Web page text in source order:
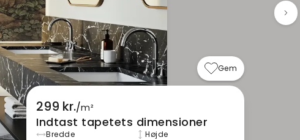
Gem
299 kr./m²
Indtast tapetets dimensioner
Bredde Højde